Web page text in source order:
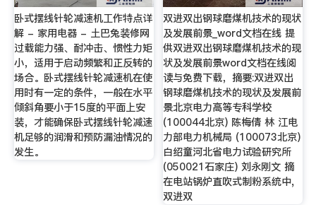
卧式摆线针轮减速机工作特点详
解 - 家用电器 - 土巴兔装修网
过载能力强、耐冲击、惯性力矩
小，适用于启动频繁和正反转的
场合。卧式摆线针轮减速机在使
用时有一定的条件，一般在水平
倾斜角要小于15度的平面上安
装，才能确保卧式摆线针轮减速
机足够的润滑和预防漏油情况的
发生。
双进双出钢球磨煤机技术的现状
及发展前景_word文档在线 提
供双进双出钢球磨煤机技术的现
状及发展前景word文档在线阅
读与免费下载，摘要:双进双出
钢球磨煤机技术的现状及发展前
景北京电力高等专科学校
(100044北京) 陈梅倩 林 江电
力部电力机械局 (100073北京)
白绍童河北省电力试验研究所
(050021石家庄) 刘永刚文 摘
在电站锅炉直吹式制粉系统中,
双进双